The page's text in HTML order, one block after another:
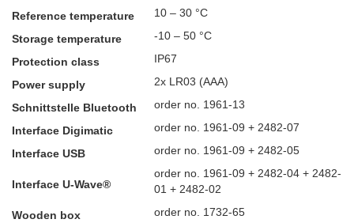
Reference temperature 10 – 30 °C
Storage temperature -10 – 50 °C
Protection class IP67
Power supply 2x LR03 (AAA)
Schnittstelle Bluetooth order no. 1961-13
Interface Digimatic order no. 1961-09 + 2482-07
Interface USB order no. 1961-09 + 2482-05
Interface U-Wave®
order no. 1961-09 + 2482-04 + 2482-
01 + 2482-02
Wooden box order no. 1732-65